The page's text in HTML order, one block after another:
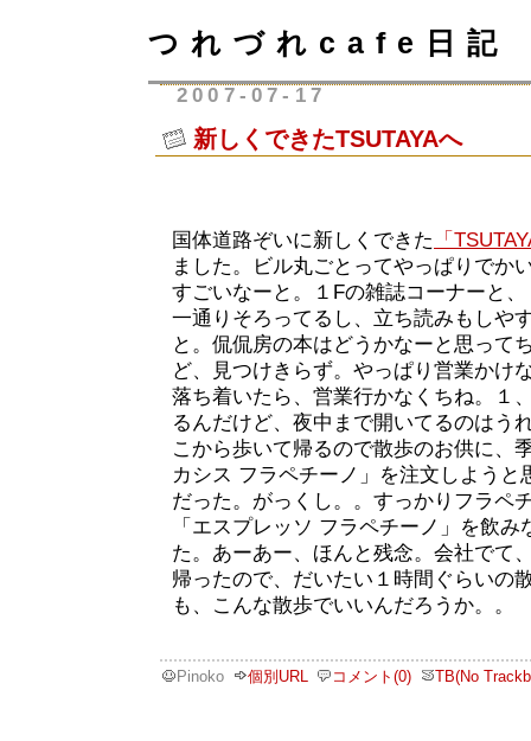
つれづれcafe日記
2007-07-17
新しくできたTSUTAYAへ
国体道路ぞいに新しくできた
「
ました。ビル丸ごとってやっぱりでか
すごいなーと。１Fの雑誌コーナーと
一通りそろってるし、立ち読みもしや
と。侃侃房の本はどうかなーと思って
ど、見つけきらず。やっぱり営業かけ
落ち着いたら、営業行かなくちね。１
るんだけど、夜中まで開いてるのはう
こから歩いて帰るので散歩のお供に、
カシス フラペチーノ」を注文しようと
だった。がっくし。。すっかりフラペ
「エスプレッソ フラペチーノ」を飲
た。あーあー、ほんと残念。会社でて
帰ったので、だいたい１時間ぐらいの
も、こんな散歩でいいんだろうか。。
Pinoko 個別URL コメント(0) TB(No